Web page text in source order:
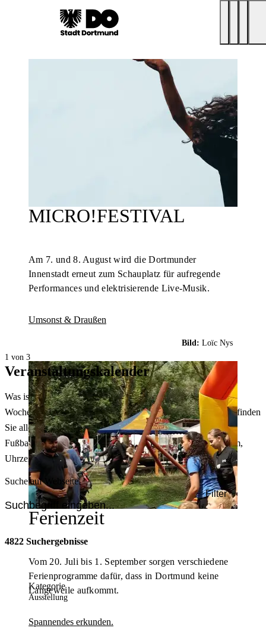
MICRO!FESTIVAL
Am 7. und 8. August wird die Dortmunder
Innenstadt erneut zum Schauplatz für aufregende
Performances und elektrisierende Live-Musik.
Umsonst & Draußen
Bild: Loïc Nys
Ferienzeit
Vom 20. Juli bis 1. September sorgen verschiedene
Ferienprogramme dafür, dass in Dortmund keine
Langeweile aufkommt.
Spannendes erkunden.
1 von 3
Veranstaltungskalender
Was ist heute in Dortmund los? Welche Konzerte gibt es am
Wochenende? Im größten Veranstaltungskalender Dortmunds finden
Sie alle Events – von der Stadt- oder Museumsführung übers
Fußballspiel bis zum Flohmarkt. Sie können dabei nach Datum,
Uhrzeit, Ort oder Art der Veranstaltung auswählen. Viel Spaß!
Suche auf Webseite
Filter
4822 Suchergebnisse
Kategorie
Ausstellung